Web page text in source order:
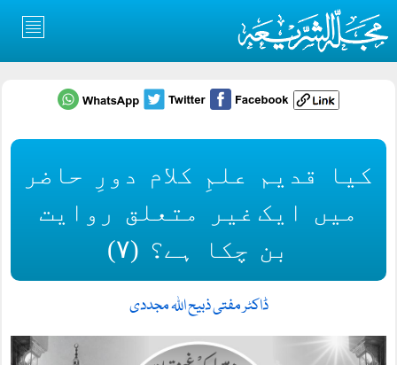
کیا قدیم علمِ کلام دورِ حاضر
میں ایک غیر متعلق روایت
بن چکا ہے؟ (۷)
ڈاکٹر مفتی ذبیح اللہ مجددی